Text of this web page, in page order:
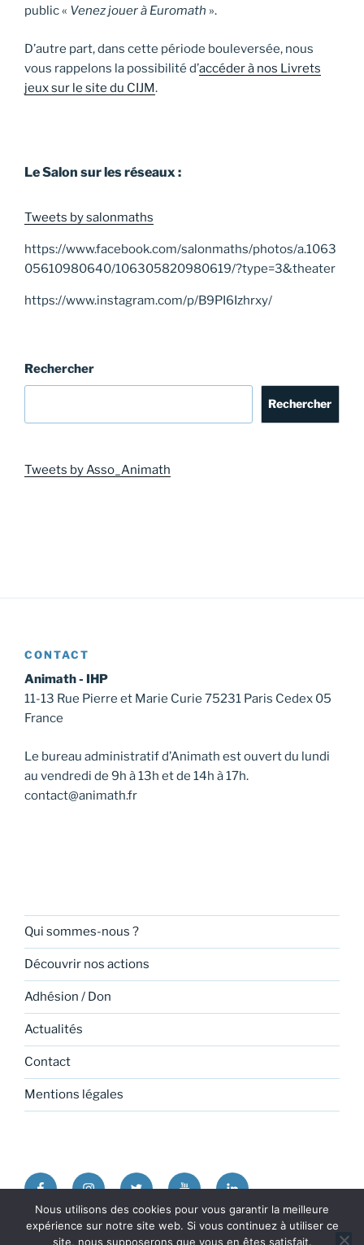
public « Venez jouer à Euromath ».
D’autre part, dans cette période bouleversée, nous
vous rappelons la possibilité d’accéder à nos Livrets
jeux sur le site du CIJM.
Le Salon sur les réseaux :
Tweets by salonmaths
https://www.facebook.com/salonmaths/photos/a.1063
05610980640/106305820980619/?type=3&theater
https://www.instagram.com/p/B9PI6Izhrxy/
Rechercher
Rechercher
Tweets by Asso_Animath
CONTACT
Animath - IHP
11-13 Rue Pierre et Marie Curie 75231 Paris Cedex 05
France
Le bureau administratif d’Animath est ouvert du lundi
au vendredi de 9h à 13h et de 14h à 17h.
contact@animath.fr
Qui sommes-nous ?
Découvrir nos actions
Adhésion / Don
Actualités
Contact
Mentions légales
FacebookInstagramTwitter YoutubeLinkedin
Politique de confidentialité Fièrement propulsé par
Nous utilisons des cookies pour vous garantir la meilleure
expérience sur notre site web. Si vous continuez à utiliser ce
site, nous supposerons que vous en êtes satisfait.